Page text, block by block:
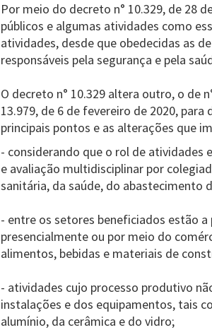
Por meio do decreto n° 10.329, de 28
públicos e algumas atividades como
atividades, desde que obedecidas as
responsáveis pela segurança e pela
O decreto n° 10.329 altera outro, o de
13.979, de 6 de fevereiro de 2020,
principais pontos e as alterações que
- considerando que o rol de atividades
e avaliação multidisciplinar por
sanitária, da saúde, do abastecimento
- entre os setores beneficiados estão
presencialmente ou por meio do
alimentos, bebidas e materiais de
- atividades cujo processo produtivo
instalações e dos equipamentos, tais
alumínio, da cerâmica e do vidro;